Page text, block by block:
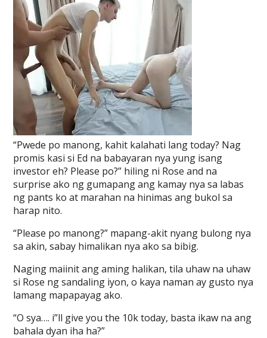
“Pwede po manong, kahit kalahati lang today? Nag
promis kasi si Ed na babayaran nya yung isang
investor eh? Please po?” hiling ni Rose and na
surprise ako ng gumapang ang kamay nya sa labas
ng pants ko at marahan na hinimas ang bukol sa
harap nito.
“Please po manong?” mapang-akit nyang bulong nya
sa akin, sabay himalikan nya ako sa bibig.
Naging maiinit ang aming halikan, tila uhaw na uhaw
si Rose ng sandaling iyon, o kaya naman ay gusto nya
lamang mapapayag ako.
“O sya…. i”ll give you the 10k today, basta ikaw na ang
bahala dyan iha ha?”